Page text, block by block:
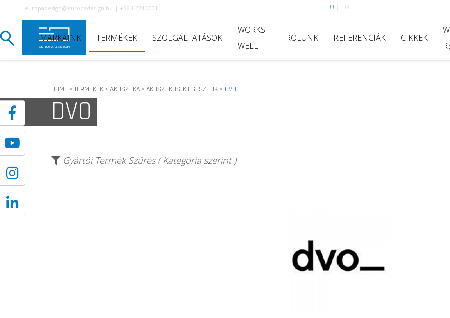
europadesign@europadesign.hu | +36 1 274 0001 HU EN
MÁRKÁINK TERMÉKEK SZOLGÁLTATÁSOK
WORKS
WELL
RÓLUNK REFERENCIÁK CIKKEK
HOME > TERMEKEK > AKUSZTIKA > AKUSZTIKUS_KIEGESZITOK > DVO
DVO
Gyártói Termék Szűrés ( Kategória szerint )